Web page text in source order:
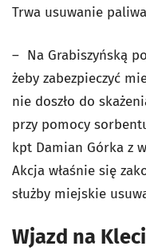
Trwa usuwanie
– Na Grabiszyńską
żeby zabezpieczyć
nie doszło do
przy pomocy
kpt Damian Górka z
Akcja właśnie się
służby miejskie
Wjazd na